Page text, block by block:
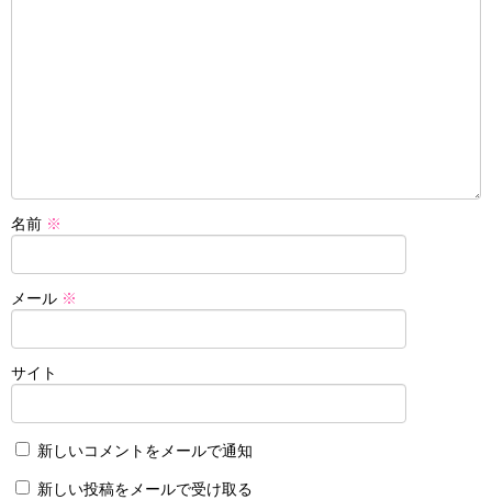
名前 ※
メール ※
サイト
新しいコメントをメールで通知
新しい投稿をメールで受け取る